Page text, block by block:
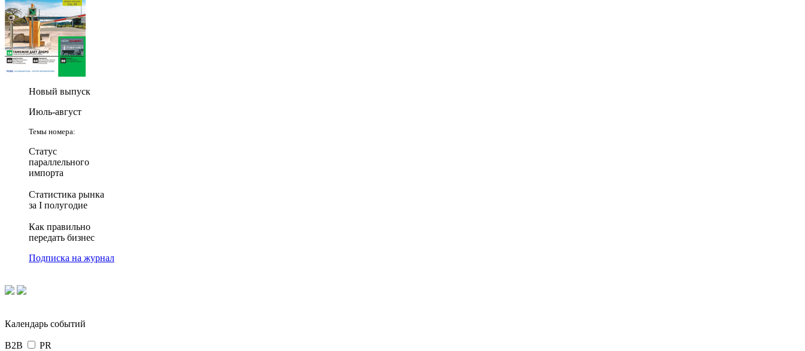
Новый выпуск
Июль-август
Темы номера:
Статус
параллельного
импорта
Статистика рынка
за I полугодие
Как правильно
передать бизнес
Подписка на журнал
Календарь событий
B2B PR